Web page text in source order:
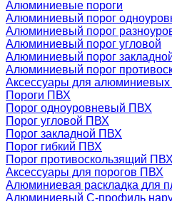
Алюминиевые пороги
Алюминиевый порог
Алюминиевый порог
Алюминиевый порог угловой
Алюминиевый порог
Алюминиевый порог
Аксессуары для алюминиевых
Пороги ПВХ
Порог одноуровневый ПВХ
Порог угловой ПВХ
Порог закладной ПВХ
Порог гибкий ПВХ
Порог противоскользящий ПВХ
Аксессуары для порогов ПВХ
Алюминиевая раскладка для
Алюминиевый С-профиль